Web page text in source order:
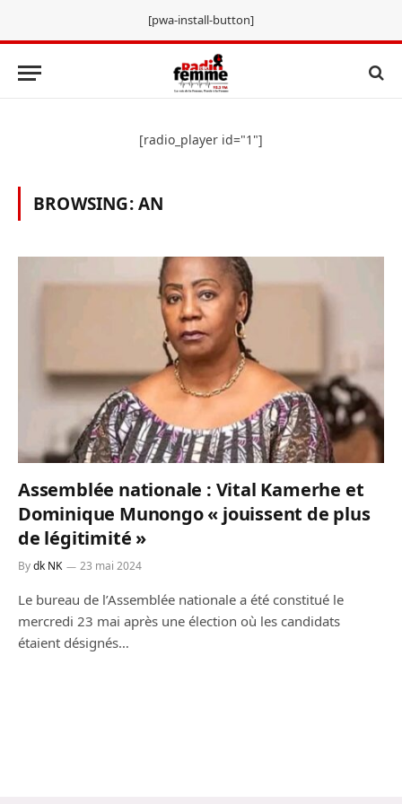
[pwa-install-button]
[radio_player id="1"]
BROWSING:AN
Assemblée nationale : Vital Kamerhe et
Dominique Munongo « jouissent de plus
de légitimité »
Bydk NK 23 mai 2024
Le bureau de l’Assemblée nationale a été constitué le
mercredi 23 mai après une élection où les candidats
étaient désignés…